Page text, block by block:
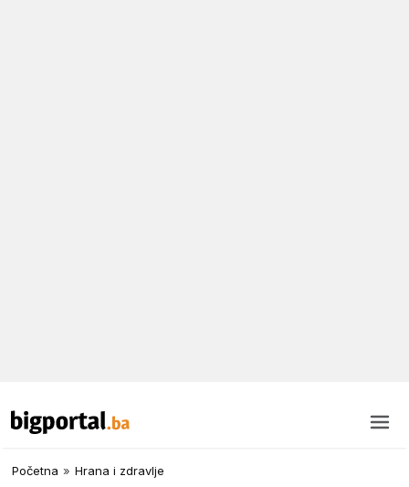
Početna » Hrana i zdravlje